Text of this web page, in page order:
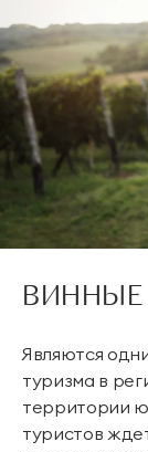
ВИННЫЕ
Являются
туризма в
территории
туристов